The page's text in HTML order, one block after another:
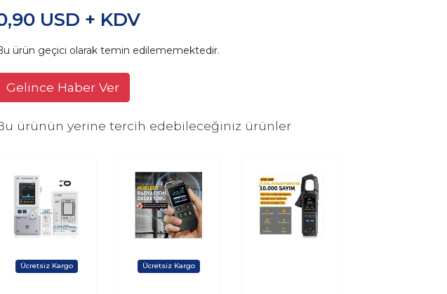
USD + KDV
ürün geçici olarak temin edilememektedir.
Gelince Haber Ver
ürünün yerine tercih edebileceğiniz ürünler